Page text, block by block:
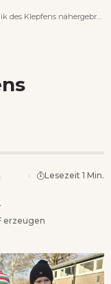
des Klepfens nähergebracht
erzeugen
Lesezeit 1 Min.